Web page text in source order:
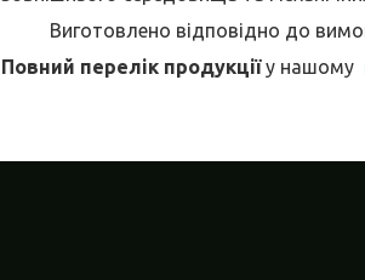
Виготовлено відповідно до вимог
Повний перелік продукціїу нашому